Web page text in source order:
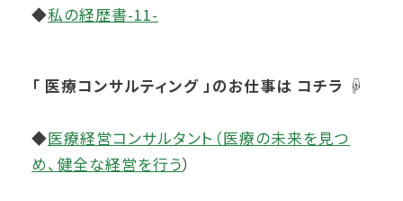
◆私の経歴書-11-
「 医療コンサルティング 」のお仕事は コチラ ☟
◆医療経営コンサルタント（医療の未来を見つ
め、健全な経営を行う）